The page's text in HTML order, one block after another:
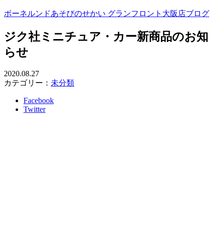
ボーネルンドあそびのせかい グランフロント大阪店ブログ
ジク社ミニチュア・カー新商品のお知
らせ
2020.08.27
カテゴリー： 未分類
Facebook
Twitter